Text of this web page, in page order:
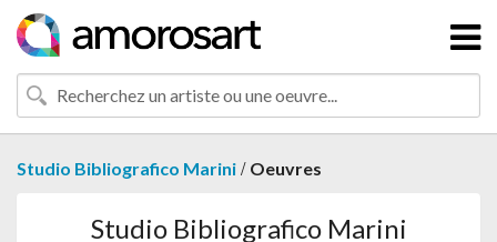
Studio Bibliografico Marini / Oeuvres
Studio Bibliografico Marini